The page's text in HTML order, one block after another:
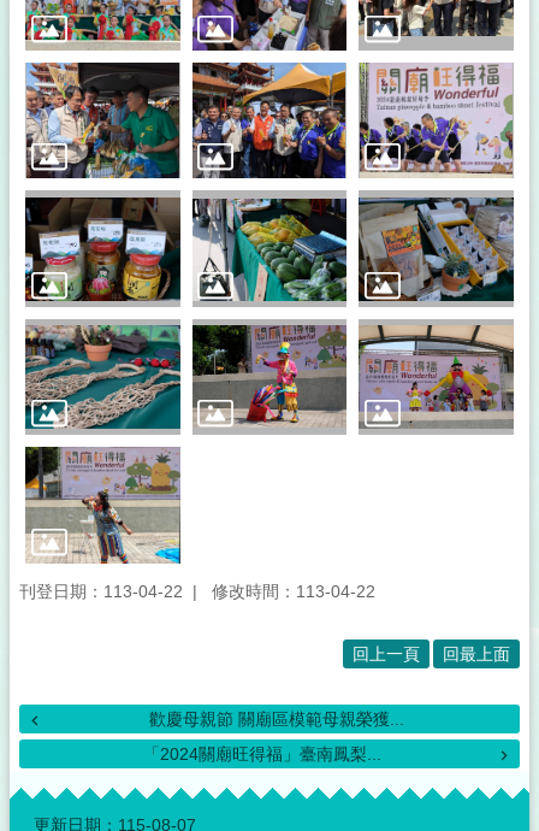
刊登日期：113-04-22 修改時間：113-04-22
回上一頁 回最上面
歡慶母親節 關廟區模範母親榮獲...
「2024關廟旺得福」臺南鳳梨...
:::
更新日期： 115-08-07